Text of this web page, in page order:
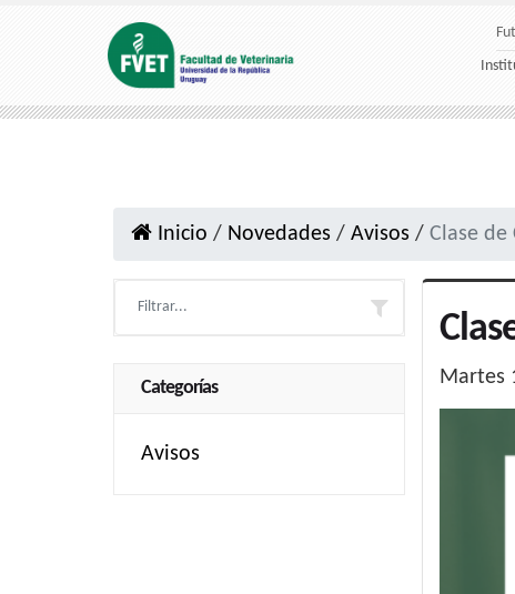
Inicio / Novedades / Avisos / Clase
Categorías
Avisos
Martes